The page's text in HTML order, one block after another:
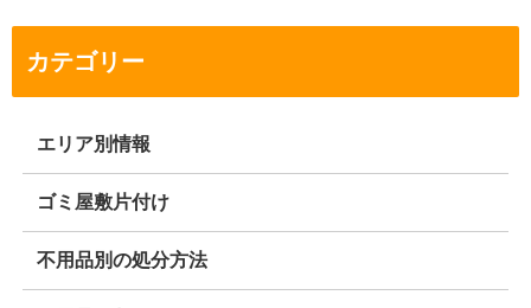
カテゴリー
エリア別情報
ゴミ屋敷片付け
不用品別の処分方法